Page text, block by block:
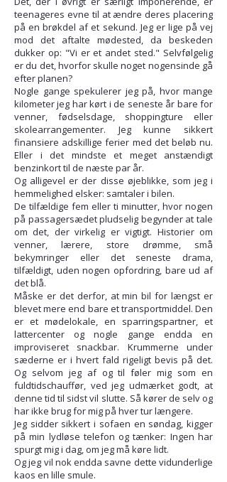
teenageres evne til at ændre deres placering
på en brøkdel af et sekund. Jeg er lige på vej
mod det aftalte mødested, da beskeden
dukker op: "Vi er et andet sted." Selvfølgelig
er du det, hvorfor skulle noget nogensinde gå
efter planen?
Nogle gange spekulerer jeg på, hvor mange
kilometer jeg har kørt i de seneste år bare for
venner, fødselsdage, shoppingture eller
skolearrangementer. Jeg kunne sikkert
finansiere adskillige ferier med det beløb nu.
Eller i det mindste et meget anstændigt
benzinkort til de næste par år.
Og alligevel er der disse øjeblikke, som jeg i
hemmelighed elsker: samtaler i bilen.
De tilfældige fem eller ti minutter, hvor nogen
på passagersædet pludselig begynder at tale
om det, der virkelig er vigtigt. Historier om
venner, lærere, store drømme, små
bekymringer eller det seneste drama,
tilfældigt, uden nogen opfordring, bare ud af
det blå.
Måske er det derfor, at min bil for længst er
blevet mere end bare et transportmiddel. Den
er et mødelokale, en sparringspartner, et
lattercenter og nogle gange endda en
improviseret snackbar. Krummerne under
sæderne er i hvert fald rigeligt bevis på det.
Og selvom jeg af og til føler mig som en
fuldtidschauffør, ved jeg udmærket godt, at
denne tid til sidst vil slutte. Så kører de selv og
har ikke brug for mig på hver tur længere.
Jeg sidder sikkert i sofaen en søndag, kigger
på min lydløse telefon og tænker: Ingen har
spurgt mig i dag, om jeg må køre lidt.
Og jeg vil nok endda savne dette vidunderlige
kaos en lille smule.